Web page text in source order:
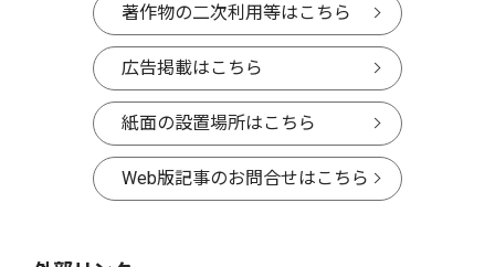
著作物の二次利用等はこちら
広告掲載はこちら
紙面の設置場所はこちら
Web版記事のお問合せはこちら